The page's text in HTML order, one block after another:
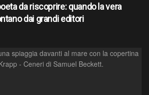
da riscoprire: quando la vera
dai grandi editori